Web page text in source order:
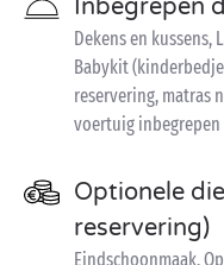
Inbegrepen
Dekens en kussens,
Babykit
reservering, matras
voertuig inbegrepen
Optionele
reservering)
Eindschoonmaak,